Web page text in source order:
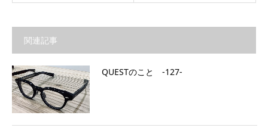
関連記事
QUESTのこと ‐127‐